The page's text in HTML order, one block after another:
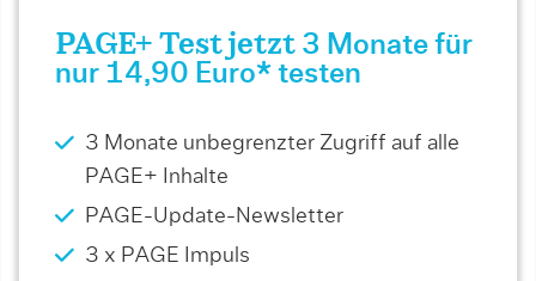
PAGE+ Test jetzt 3 Monate für
nur 14,90 Euro* testen
3 Monate unbegrenzter Zugriff auf alle
PAGE+ Inhalte
PAGE-Update-Newsletter
3 x PAGE Impuls